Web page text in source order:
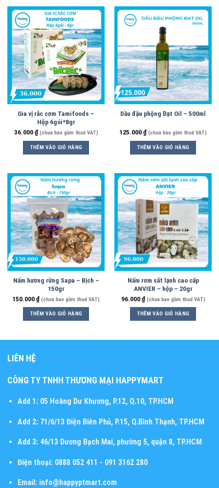
Gia vị rắc cơm Tamifoods –
Hộp 6gói*8gr
36.000₫ (chưa bao gồm thuế VAT)
THÊM VÀO GIỎ HÀNG
Dầu đậu phộng Đạt Oil – 500ml
125.000₫ (chưa bao gồm thuế VAT)
THÊM VÀO GIỎ HÀNG
Nấm hương rừng Sapa – Bịch –
150gr
150.000₫ (chưa bao gồm thuế VAT)
THÊM VÀO GIỎ HÀNG
Nấm rơm sất lạnh cao cấp
ANVIER – hộp – 20gr
96.000₫ (chưa bao gồm thuế VAT)
THÊM VÀO GIỎ HÀNG
LIÊN HỆ
CÔNG TY TNHH THƯƠNG MẠI HAPPYMART
Add 1:05 Hoàng Dư Khương, P.12, Q.10, TP.HCM
Add 2:71/6/13 Điện Biên Phủ, P.15, Q.Bình Thạnh, TP.HCM
Add 3:46/13 Dương Bạch Mai, phường 5, quận 8, TP.HCM
Điện thoại:0888 052 411 - 091 3162 280
Email:info@happyptmart.com